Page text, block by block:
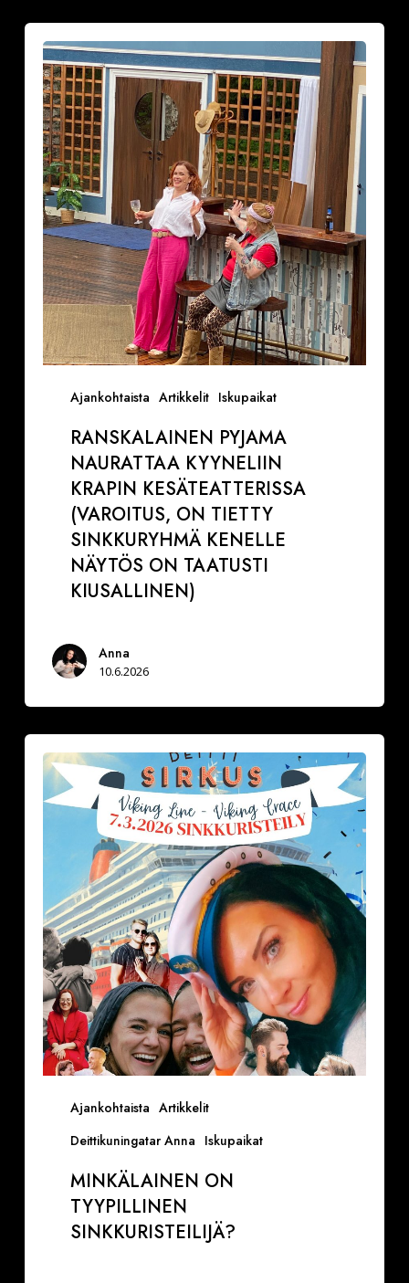
Ajankohtaista Artikkelit Iskupaikat
pyjama
naurattaa
kyyneliin
Krapin
kesäteatterissa
(VAROITUS,
ON
TIETTY
SINKKURYHMÄ
KENELLE
NÄYTÖS
ON
TAATUSTI
KIUSALLINEN)
RANSKALAINEN PYJAMA
NAURATTAA KYYNELIIN
KRAPIN KESÄTEATTERISSA
(VAROITUS, ON TIETTY
SINKKURYHMÄ KENELLE
NÄYTÖS ON TAATUSTI
KIUSALLINEN)
Anna
10.6.2026
Ajankohtaista Artikkelit
Deittikuningatar Anna Iskupaikat
Minkälainen
tyypillinen
sinkkuristeilijä?
MINKÄLAINEN ON
TYYPILLINEN
SINKKURISTEILIJÄ?